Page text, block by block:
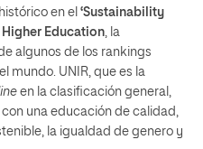
en el ‘Sustainability
Higher Education , la
algunos de los rankings
mundo. UNIR, que es la
en la clasificación general,
, con una educación de calidad,
la igualdad de genero y